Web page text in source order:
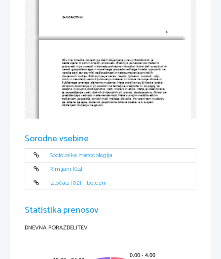
SAMORASTNIKI
1
Okvirna kmečka povest, po delih objavljena v reviji Sodobnost, je
sestavljena iz osmih krajših pripovedi. Prežih jo je napisal po materini
pripovedi in jo umestil v domačo pokrajino- Koroško. Avtor želi izraziti skrb
zaradi gospodarskega in moralnega propada velikega kmeta, opozoriti na
vzroke zanj ter zavrniti nečlovečnost in nerazumevanje prvinskih
človekovih čustev. Poklonil se je naravi, lepoti, ljubezni, svobodi, volji,
moči in neustavljivemu kljubovanju matere, ki zmore za svoje otroke in
ljubljenega prenesti sleherno mučenje. Meta proti koncu življenja izroča
otrokom spoznanja in jih opozori na temeljne vrednote, ki so pogoj za
osebno in skupno dostojanstvo, rast, moralo in etiko. Meta je idealizirana,
je poosebljenje vseh vitalnih življenjskih sil, ponos, dostojanstvo. Otroci pa
predstavljajo večnost in elementarnost. Meta s svojim nadčloveškim
trpljenjem pooseblja simbol moči malega človeka  Po vsem tem mučenju
pa ostane še lepa, duševno popolnoma zdrava oseba, a o svojem
notranjem življenju ne govori.
Sorodne vsebine
Sociološka metodologija
Rimljani [04]
Izločala [02] - bolezni
Statistika prenosov
DNEVNA PORAZDELITEV